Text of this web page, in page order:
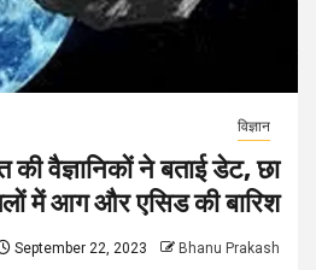
विज्ञान
की वैज्ञानिकों ने बताई डेट, छा
में आग और एसिड की बारिश
September 22, 2023 Bhanu Prakash